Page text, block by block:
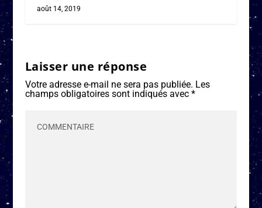
août 14, 2019
Laisser une réponse
Votre adresse e-mail ne sera pas publiée. Les
champs obligatoires sont indiqués avec *